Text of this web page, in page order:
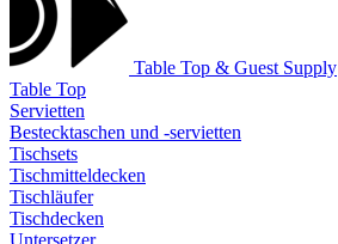
Table Top & Guest Supply
Table Top
Servietten
Bestecktaschen und -servietten
Tischsets
Tischmitteldecken
Tischläufer
Tischdecken